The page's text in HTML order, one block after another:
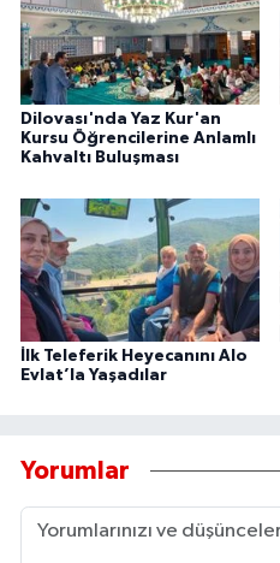
Dilovası'nda Yaz Kur'an
Kursu Öğrencilerine Anlamlı
Kahvaltı Buluşması
İlk Teleferik Heyecanını Alo
Evlat’la Yaşadılar
Yorumlar